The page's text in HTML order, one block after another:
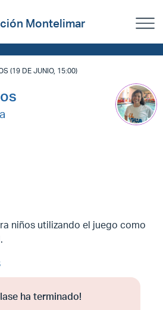
Montelimar
(19 DE JUNIO, 15:00)
niños utilizando el juego como
ha terminado!